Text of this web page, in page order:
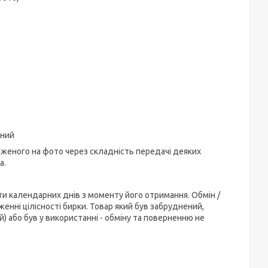
на фото через складність передачі деяких
календарних днів з моменту його отримання. Обмін /
цілісності бирки. Товар який був забруднений,
або був у використанні - обміну та поверненню не